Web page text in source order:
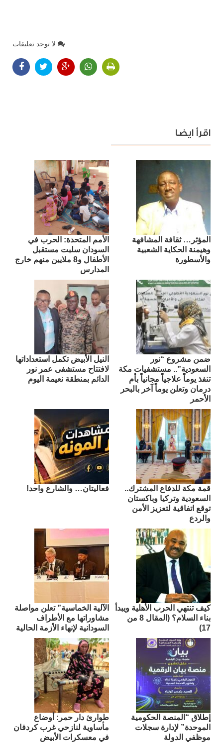
لا توجد تعليقات
اقرأ ايضا
المؤثر… ثقافة المشافهة
وهيمنة الحكاية الشعبية
والأسطورة
الأمم المتحدة: الحرب في
السودان سلبت مستقبل
الأطفال و8 ملايين منهم خارج
المدارس
ضمن مشروع “نور
السعودية”.. مستشفيات مكة
تنفذ يوماً علاجياً مجانياً بأم
درمان وتعلن يوماً آخر بالبحر
الأحمر
النيل الأبيض تكمل استعداداتها
لافتتاح مستشفى عمر نور
الدائم بمنطقة نعيمة اليوم
قمة مكة للدفاع المشترك..
السعودية وتركيا وباكستان
توقع اتفاقية لتعزيز الأمن
والردع
فعاليتان… والشارع واحد!
كيف تنتهي الحرب الأهلية ويبدأ
بناء السلام؟ (المقال 8 من
17)
الآلية الخماسية” تعلن مواصلة
مشاوراتها مع الأطراف
السودانية لإنهاء الأزمة الحالية
إطلاق “المنصة الحكومية
الموحدة” لإدارة سجلات
موظفي الدولة
طوارئ دار حمر: أوضاع
مأساوية لنازحي غرب كردفان
في معسكرات الأبيض